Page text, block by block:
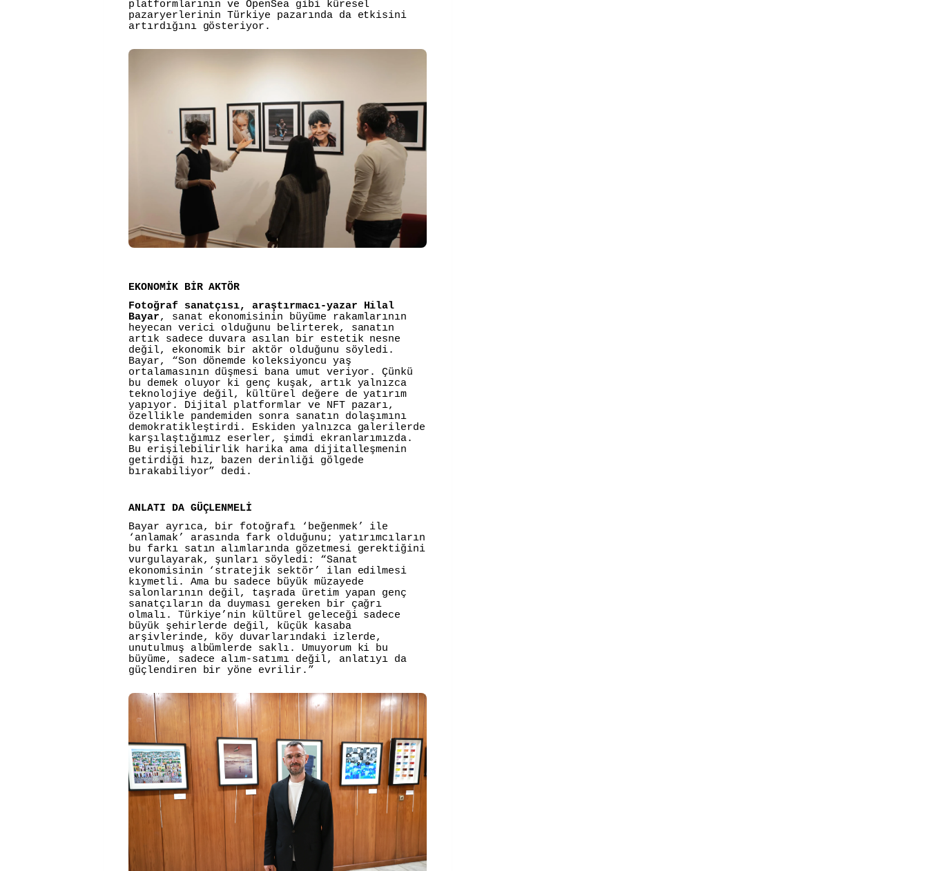
platformlarının ve OpenSea gibi küresel
pazaryerlerinin Türkiye pazarında da etkisini
artırdığını gösteriyor.
EKONOMİK BİR AKTÖR
Fotoğraf sanatçısı, araştırmacı-yazar
Hilal
Bayar, sanat ekonomisinin büyüme rakamlarının
heyecan verici olduğunu belirterek, sanatın
artık sadece duvara asılan bir estetik nesne
değil, ekonomik bir aktör olduğunu söyledi.
Bayar, “Son dönemde koleksiyoncu yaş
ortalamasının düşmesi bana umut veriyor. Çünkü
bu demek oluyor ki genç kuşak, artık yalnızca
teknolojiye değil, kültürel değere de yatırım
yapıyor. Dijital platformlar ve NFT pazarı,
özellikle pandemiden sonra sanatın dolaşımını
demokratikleştirdi. Eskiden yalnızca galerilerde
karşılaştığımız eserler, şimdi ekranlarımızda.
Bu erişilebilirlik harika ama dijitalleşmenin
getirdiği hız, bazen derinliği gölgede
bırakabiliyor” dedi.
ANLATI DA GÜÇLENMELİ
Bayar ayrıca, bir fotoğrafı ‘beğenmek’ ile
‘anlamak’ arasında fark olduğunu; yatırımcıların
bu farkı satın alımlarında gözetmesi gerektiğini
vurgulayarak, şunları söyledi: “Sanat
ekonomisinin ‘stratejik sektör’ ilan edilmesi
kıymetli. Ama bu sadece büyük müzayede
salonlarının değil, taşrada üretim yapan genç
sanatçıların da duyması gereken bir çağrı
olmalı. Türkiye’nin kültürel geleceği sadece
büyük şehirlerde değil, küçük kasaba
arşivlerinde, köy duvarlarındaki izlerde,
unutulmuş albümlerde saklı. Umuyorum ki bu
büyüme, sadece alım-satımı değil, anlatıyı da
güçlendiren bir yöne evrilir.”